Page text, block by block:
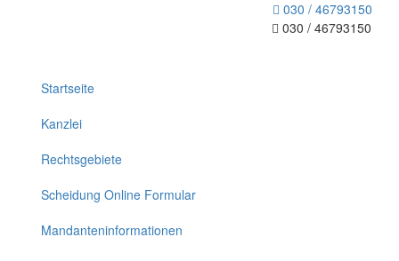
030 / 46793150
030 / 46793150
Startseite
Kanzlei
Rechtsgebiete
Scheidung Online Formular
Mandanteninformationen